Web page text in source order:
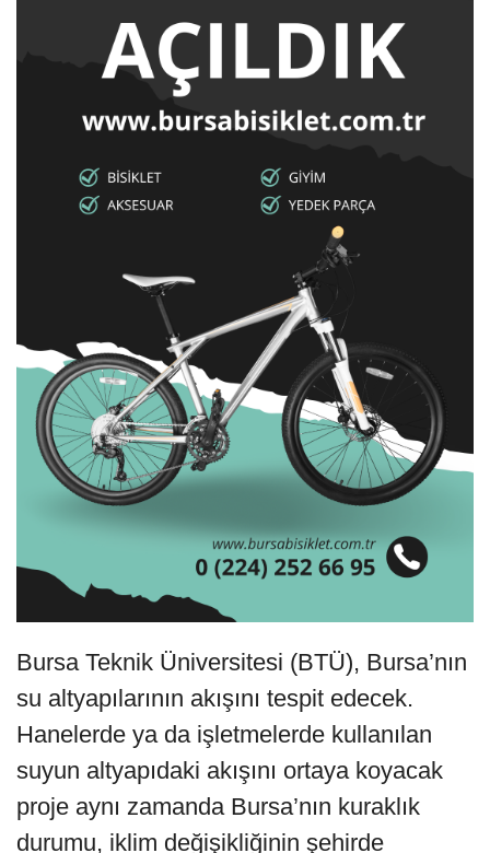
Bursa Teknik Üniversitesi (BTÜ), Bursa’nın
su altyapılarının akışını tespit edecek.
Hanelerde ya da işletmelerde kullanılan
suyun altyapıdaki akışını ortaya koyacak
proje aynı zamanda Bursa’nın kuraklık
durumu, iklim değişikliğinin şehirde